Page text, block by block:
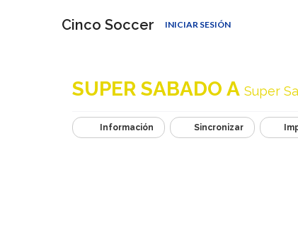
Cinco Soccer INICIAR SESIÓN
SUPER SABADO A Super
Información Sincronizar